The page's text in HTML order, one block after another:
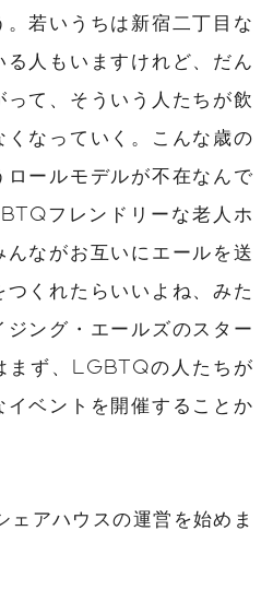
若いうちは新宿二丁目な
人もいますけれど、だん
て、そういう人たちが飲
なっていく。こんな歳の
ールモデルが不在なんで
フレンドリーな老人ホ
ながお互いにエールを送
くれたらいいよね、みた
ング・エールズのスター
まず、LGBTQの人たちが
ベントを開催することか
ェアハウスの運営を始めま